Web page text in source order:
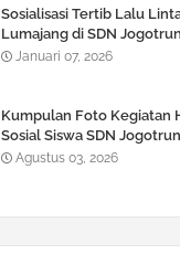
Sosialisasi Tertib Lalu
Lumajang di SDN
Januari 07, 2026
Kumpulan Foto Kegiatan
Sosial Siswa SDN
Agustus 03, 2026